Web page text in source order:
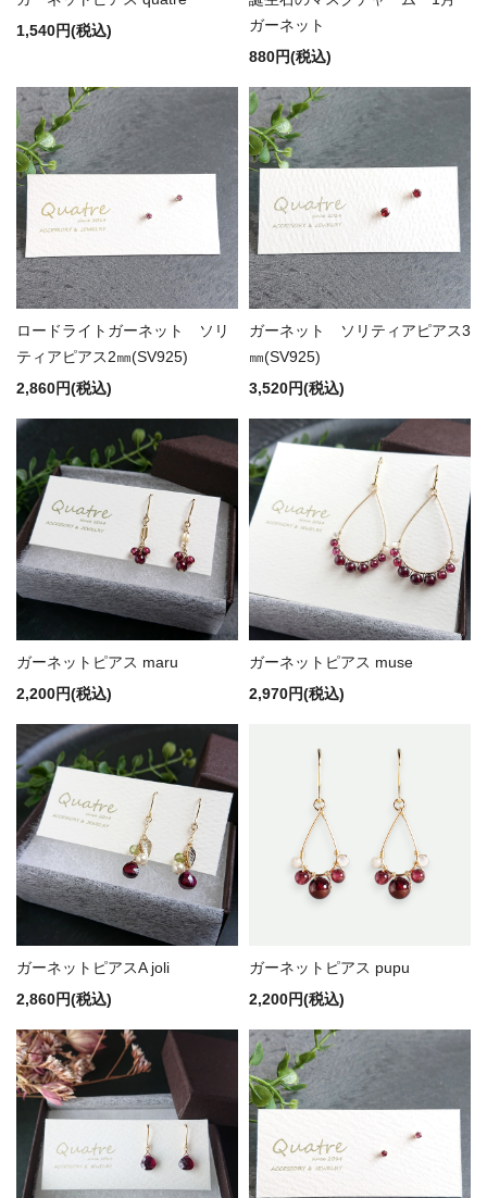
1,540円(税込)
ガーネット
880円(税込)
ロードライトガーネット ソリ
ティアピアス2㎜(SV925)
2,860円(税込)
ガーネット ソリティアピアス3
㎜(SV925)
3,520円(税込)
ガーネットピアス maru
2,200円(税込)
ガーネットピアス muse
2,970円(税込)
ガーネットピアスA joli
2,860円(税込)
ガーネットピアス pupu
2,200円(税込)